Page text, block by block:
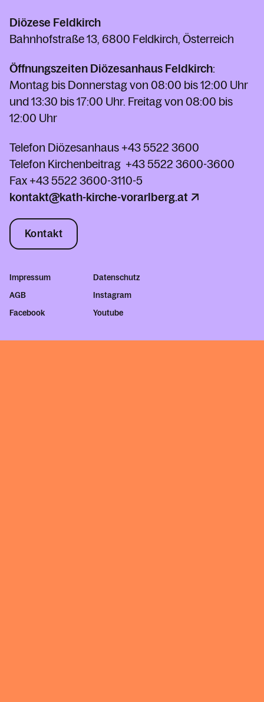
Diözese Feldkirch
Bahnhofstraße 13, 6800 Feldkirch, Österreich
Öffnungszeiten Diözesanhaus Feldkirch:
Montag bis Donnerstag von 08:00 bis 12:00 Uhr
und 13:30 bis 17:00 Uhr. Freitag von 08:00 bis
12:00 Uhr
Telefon Diözesanhaus +43 5522 3600
Telefon Kirchenbeitrag +43 5522 3600-3600
Fax +43 5522 3600-3110-5
kontakt@kath-kirche-vorarlberg.at
Kontakt
Impressum
Datenschutz
AGB
Instagram
Facebook
Youtube